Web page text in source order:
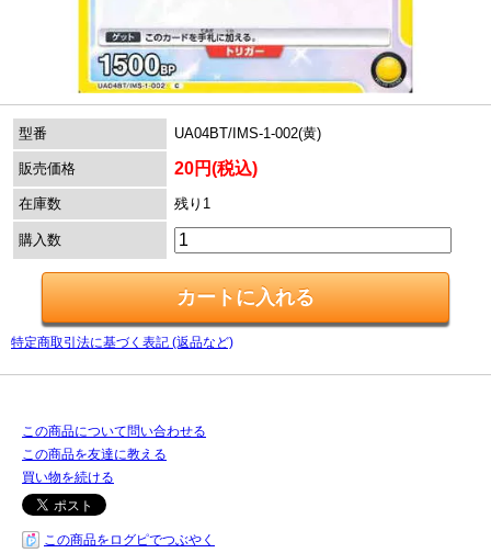
型番 UA04BT/IMS-1-002(黄)
販売価格 20円(税込)
在庫数 残り1
購入数
特定商取引法に基づく表記 (返品など)
この商品について問い合わせる
この商品を友達に教える
買い物を続ける
この商品をログピでつぶやく